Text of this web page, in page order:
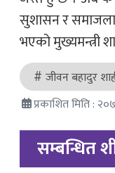
सुशासन र
भएको मुख्यमन्त्री
जीवन बहादुर
प्रकाशित मिति :
सम्बन्धित